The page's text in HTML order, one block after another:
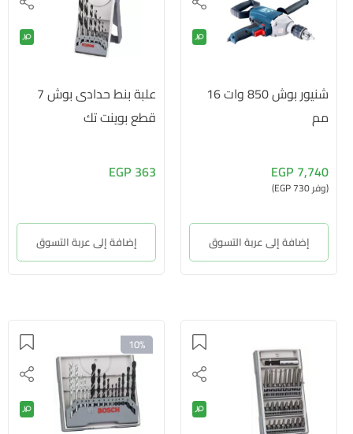
شنيور بوش 850 وات 16
مم
7,740 EGP
(وفر 730 EGP)
إضافة إلى عربة التسوق
علبة بنط حدادى بوش 7
قطع بوينت تك
363 EGP
إضافة إلى عربة التسوق
10%